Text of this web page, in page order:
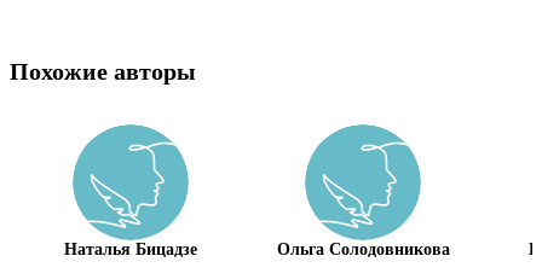
Похожие авторы
Наталья Бицадзе Ольга Солодовникова